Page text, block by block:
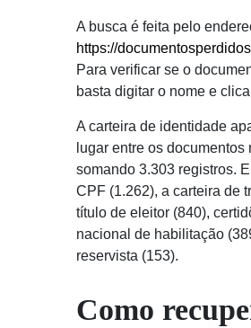
A busca é feita pelo
https://
Para verificar se o
basta digitar o nome e
A carteira de identidade
lugar entre os documentos
somando 3.303 registros.
CPF (1.262), a carteira de
título de eleitor (840),
nacional de habilitação
reservista (153).
Como